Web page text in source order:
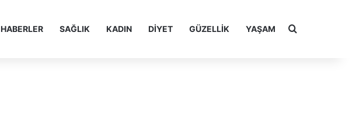
HABERLER SAĞLIK KADIN DIYET GÜZELLIK YAŞAM Arama yap